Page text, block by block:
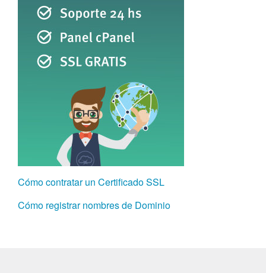
Cómo contratar un Certificado SSL
Cómo registrar nombres de Dominio